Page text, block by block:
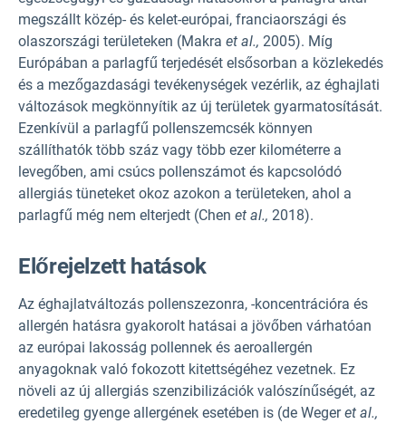
megszállt közép- és kelet-európai, franciaországi és
olaszországi területeken (Makra et al., 2005). Míg
Európában a parlagfű terjedését elsősorban a közlekedés
és a mezőgazdasági tevékenységek vezérlik, az éghajlati
változások megkönnyítik az új területek gyarmatosítását.
Ezenkívül a parlagfű pollenszemcsék könnyen
szállíthatók több száz vagy több ezer kilométerre a
levegőben, ami csúcs pollenszámot és kapcsolódó
allergiás tüneteket okoz azokon a területeken, ahol a
parlagfű még nem elterjedt (Chen et al., 2018).
Előrejelzett hatások
Az éghajlatváltozás pollenszezonra, -koncentrációra és
allergén hatásra gyakorolt hatásai a jövőben várhatóan
az európai lakosság pollennek és aeroallergén
anyagoknak való fokozott kitettségéhez vezetnek. Ez
növeli az új allergiás szenzibilizációk valószínűségét, az
eredetileg gyenge allergének esetében is (de Wegeret al.,